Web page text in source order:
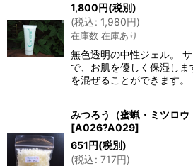
1,800円(税別)
(税込: 1,980円)
在庫数 在庫あり
無色透明の中性ジェル。
で、お肌を優しく保湿し
を混ぜることができます。
みつろう（蜜蝋・ミツロウ
[A026?A029]
651円(税別)
(税込: 717円)